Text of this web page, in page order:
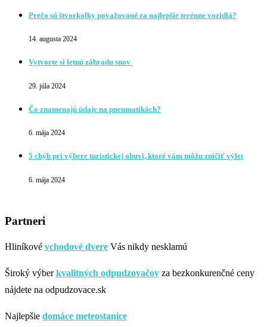
Prečo sú štvorkolky považované za najlepšie terénne vozidlá?
14. augusta 2024
Vytvorte si letnú záhradu snov
29. júla 2024
Čo znamenajú údaje na pneumatikách?
6. mája 2024
5 chýb pri výbere turistickej obuvi, ktoré vám môžu zničiť výlet
6. mája 2024
Partneri
Hliníkové vchodové dvere Vás nikdy nesklamú
Široký výberkvalitných odpudzovačov za bezkonkurenčné ceny
nájdete na odpudzovace.sk
Najlepšie domáce meteostanice